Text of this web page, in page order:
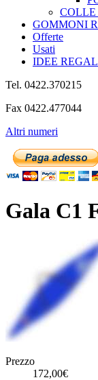
COLLE
GOMMONI
Offerte
Usati
IDEE
Tel. 0422.370215
Fax 0422.477044
Altri numeri
Gala C1
Prezzo
172,00€